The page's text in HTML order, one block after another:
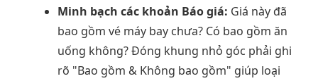
Minh bạch các khoản Báo giá: Giá này đã
bao gồm vé máy bay chưa? Có bao gồm ăn
uống không? Đóng khung nhỏ góc phải ghi
rõ "Bao gồm & Không bao gồm" giúp loại